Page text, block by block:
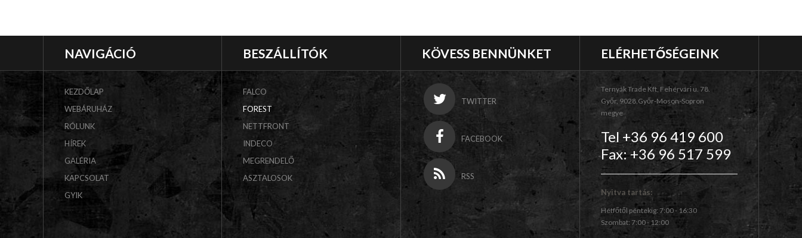
NAVIGÁCIÓ
KEZDŐLAP
WEBÁRUHÁZ
RÓLUNK
HÍREK
GALÉRIA
KAPCSOLAT
GYIK
BESZÁLLÍTÓK
FALCO
FOREST
NETTFRONT
INDECO
MEGRENDELŐ
ASZTALOSOK
KÖVESS BENNÜNKET
TWITTER
FACEBOOK
RSS
ELÉRHETŐSÉGEINK
Ternyák Trade Kft, Fehérvári u. 78.
Győr, 9028,Győr-Moson-Sopron
megye
Tel +36 96 419 600
Fax: +36 96 517 599
Nyitva tartás:
Hétfőtől péntekig: 7:00 - 16:30
Szombat: 7:00 - 12:00